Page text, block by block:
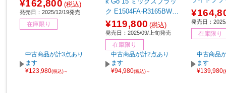
¥162,800 (税込)
発売日：2025/12/19発売
在庫限り
中古商品が計3点あり
ます
¥123,980(税込)～
ク E1504FA-R3165BWS
［15.6型 /Windows11 Ho
me /AMD Ryzen 3 /メモ
リ：16GB /SSD：512GB
/Office Home and Busine
ss /日本語版キーボード /
2025年9月モデル］
¥119,800 (税込)
発売日：2025/09/上旬発売
在庫限り
中古商品が計2点あり
ます
¥94,980(税込)～
K3BB
発売日：
在庫限り
中古商品
ます
¥139,980(